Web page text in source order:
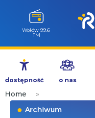
Przejdź
treści
Wołów 99.6
FM
dostępność o nas
Home
»
Archiwum